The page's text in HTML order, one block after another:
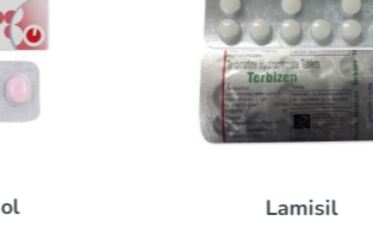
Lamisil